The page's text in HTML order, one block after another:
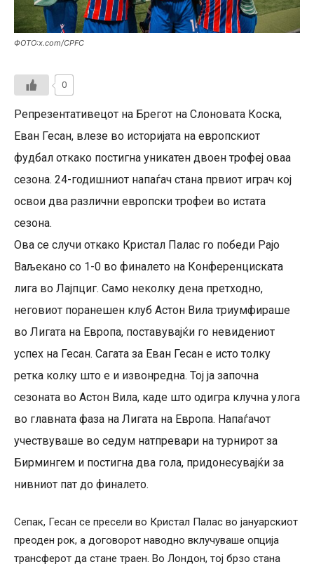
ФОТО:x.com/CPFC
0
Репрезентативецот на Брегот на Слоновата Коска,
Еван Гесан, влезе во историјата на европскиот
фудбал откако постигна уникатен двоен трофеј оваа
сезона. 24-годишниот напаѓач стана првиот играч кој
освои два различни европски трофеи во истата
сезона.
Ова се случи откако Кристал Палас го победи Рајо
Ваљекано со 1-0 во финалето на Конференциската
лига во Лајпциг. Само неколку дена претходно,
неговиот поранешен клуб Астон Вила триумфираше
во Лигата на Европа, поставувајќи го невидениот
успех на Гесан. Сагата за Еван Гесан е исто толку
ретка колку што е и извонредна. Тој ја започна
сезоната во Астон Вила, каде што одигра клучна улога
во главната фаза на Лигата на Европа. Напаѓачот
учествуваше во седум натпревари на турнирот за
Бирмингем и постигна два гола, придонесувајќи за
нивниот пат до финалето.
Сепак, Гесан се пресели во Кристал Палас во јануарскиот
преоден рок, а договорот наводно вклучуваше опција
трансферот да стане траен. Во Лондон, тој брзо стана